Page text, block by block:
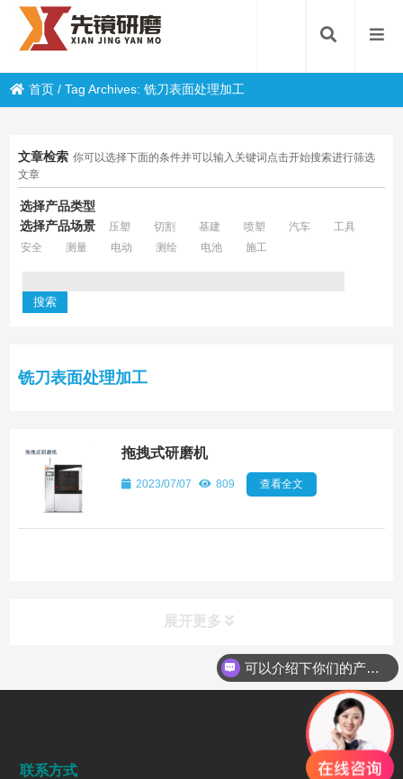
首页 /Tag Archives: 铣刀表面处理加工
文章检索 你可以选择下面的条件并可以输入关键词点击开始搜索进行筛选
文章
选择产品类型
选择产品场景
压塑 切割 基建 喷塑 汽车
工具
安全
测量 电动 测绘 电池 施工
铣刀表面处理加工
拖拽式研磨机
2023/07/07 809 查看全文
展开更多
联系方式
可以介绍下你们的产品么